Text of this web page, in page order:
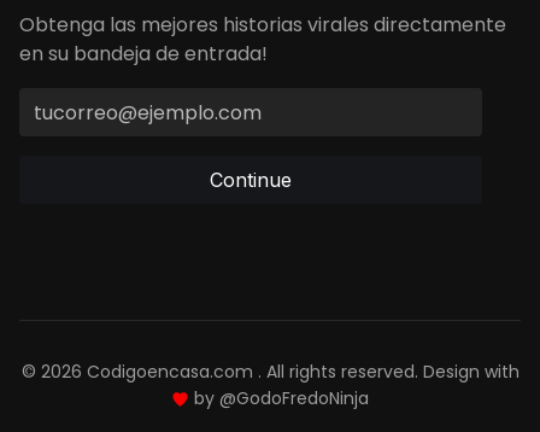
Obtenga las mejores historias virales directamente
en su bandeja de entrada!
Continue
© 2026 Codigoencasa.com . All rights reserved. Design with
by @GodoFredoNinja